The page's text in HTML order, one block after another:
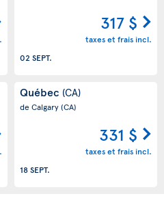
317 $
taxes et frais incl.
02 SEPT.
Québec (CA)
de Calgary(CA)
331 $
taxes et frais incl.
18 SEPT.